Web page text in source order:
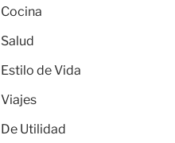
Cocina
Salud
Estilo de Vida
Viajes
De Utilidad